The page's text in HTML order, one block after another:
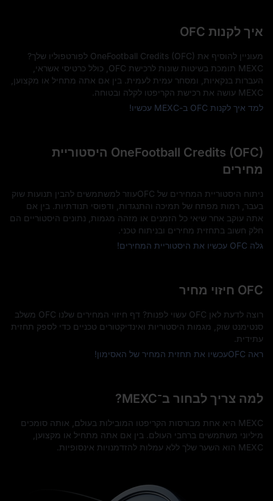
איך לקנות OFC
מעוניין להוסיף את OneFootball Credits (OFC) לפורטפוליו שלך?
MEXC תומכת בשיטות שונות לרכישת OFC, כולל כרטיסי אשראי,
העברות בנקאיות, ומסחר עמית לעמית. בין אם אתה מתחיל או מקצוען,
MEXC עושה את רכישת הקריפטו לקלה ובטוחה.
למד איך לקנות OFC ב-MEXC עכשיו!
OneFootball Credits (OFC) היסטוריית
מחירים
ניתוח היסטוריית המחירים של OFCעוזר למשתמשים להבין תנועות שוק
בעבר, רמות מפתח של תמיכה והתנגדות, ודפוסי תנודתיות. בין אם
אתה עוקב אחר שיאי כל הזמנים או מזהה מגמות, נתונים היסטוריים הם
חלק חשוב בתחזית מחירים ובניתוח טכני.
גלה OFC עכשיו את היסטוריית המחירים!
OFC חיזוי מחיר
רוצה לדעת לאן OFC עשוי לפנות? דף חיזוי המחירים שלנו OFC משלב
סנטימנט שוק, מגמות היסטוריות ואינדיקטורים טכניים כדי לספק תחזית
עתידית.
ראה OFCעכשיו את תחזית המחיר של האסימון!
למה צריך לבחור ב־MEXC?
MEXC היא אחת מבורסות הקריפטו המובילות בעולם, אותה סומכים
מיליוני משתמשים ברחבי העולם. בין אם אתה מתחיל או מקצוען,
MEXC הוא השער שלך ללא עמלות להזדמנויות אינסופיות.